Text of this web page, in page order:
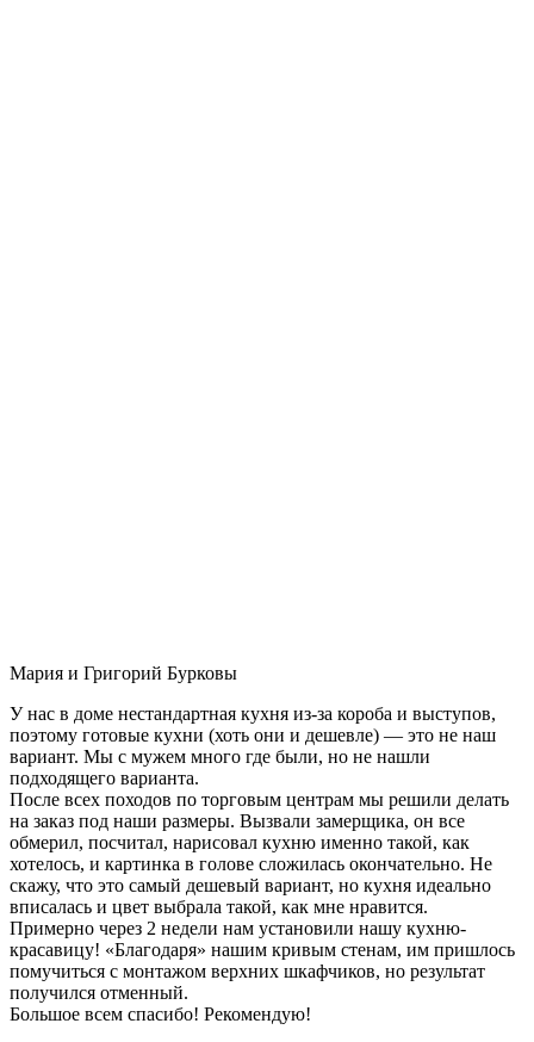
Мария и Григорий Бурковы
У нас в доме нестандартная кухня из-за короба и выступов,
поэтому готовые кухни (хоть они и дешевле) — это не наш
вариант. Мы с мужем много где были, но не нашли
подходящего варианта.
После всех походов по торговым центрам мы решили делать
на заказ под наши размеры. Вызвали замерщика, он все
обмерил, посчитал, нарисовал кухню именно такой, как
хотелось, и картинка в голове сложилась окончательно. Не
скажу, что это самый дешевый вариант, но кухня идеально
вписалась и цвет выбрала такой, как мне нравится.
Примерно через 2 недели нам установили нашу кухню-
красавицу! «Благодаря» нашим кривым стенам, им пришлось
помучиться с монтажом верхних шкафчиков, но результат
получился отменный.
Большое всем спасибо! Рекомендую!